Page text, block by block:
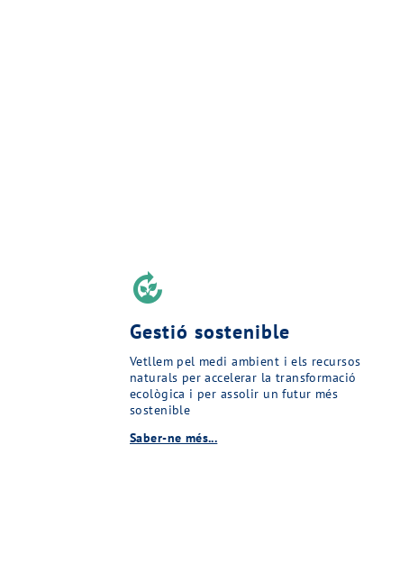
compost
Gestió sostenible
Vetllem pel medi ambient i els recursos
naturals per accelerar la transformació
ecològica i per assolir un futur més
sostenible
Saber-ne més...